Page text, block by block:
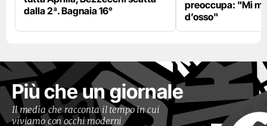
dalla 2ª. Bagnaia 16°
preoccupa: "Mi
d’osso"
Più che un giornale
Il media che racconta il tempo in cui
viviamo con occhi moderni